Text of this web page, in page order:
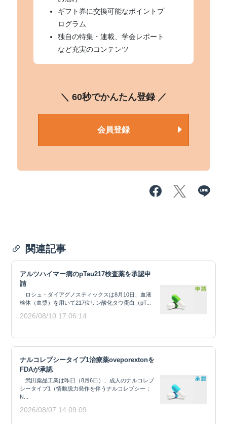
ギフト券に交換可能なポイントプ
ログラム
独自の特集・連載、学会レポート
など充実のコンテンツ
＼ 60秒でかんたん登録 ／
会員登録
関連記事
アルツハイマー病のpTau217検査薬を承認申
請
ロシュ・ダイアグノスティックスは8月10日、血液
検体（血漿）を用いて217位リン酸化タウ蛋白（pT...
2026/08/10 17:06:14
ナルコレプシータイプ1治療薬oveporextonを
FDAが承認
武田薬品工業は昨日（8月6日）、成人のナルコレプ
シータイプ1（情動脱力発作を伴うナルコレプシー；
N...
2026/08/07 14:09:09